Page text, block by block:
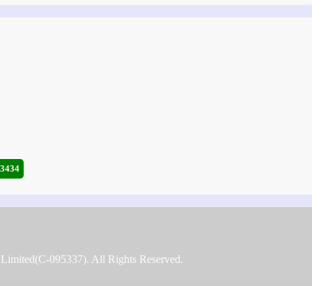
095337). All Rights Reserved.